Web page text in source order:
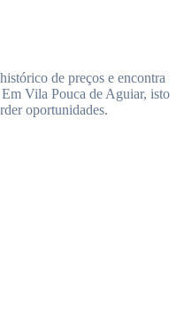
de preços e encontra
Vila Pouca de Aguiar, isto
oportunidades.